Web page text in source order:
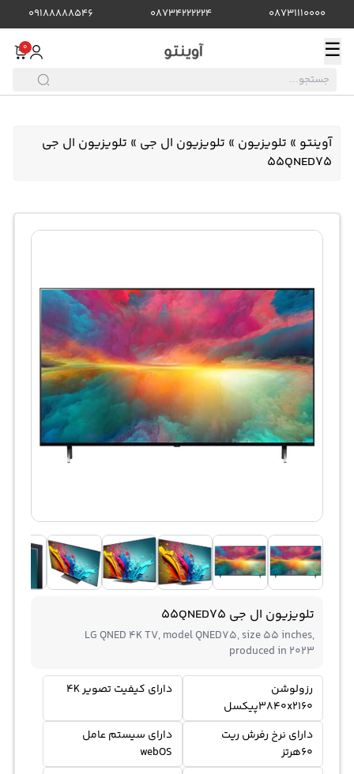
08731110000
08734222224
09188888546
☰
0
آوینتو » تلویزیون » تلویزیون ال جی » تلویزیون ال جی
55QNED75
تلویزیون ال جی 55QNED75
LG QNED 4K TV, model QNED75, size 55 inches,
produced in 2023
رزولوشن
3840x2160پیکسل
دارای کیفیت تصویر 4K
دارای نرخ رفرش ریت
60هرتز
دارای سیستم عامل
webOS